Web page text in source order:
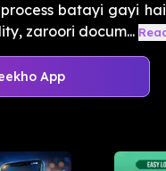
batayi gayi
zaroori docum...
App